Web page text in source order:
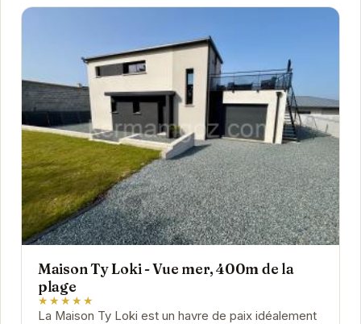
Maison Ty Loki - Vue mer, 400m de la
plage
★★★★★
La Maison Ty Loki est un havre de paix idéalement